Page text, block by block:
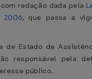
com redação dada pela
, que passa a
de Estado de
responsável pela
público.